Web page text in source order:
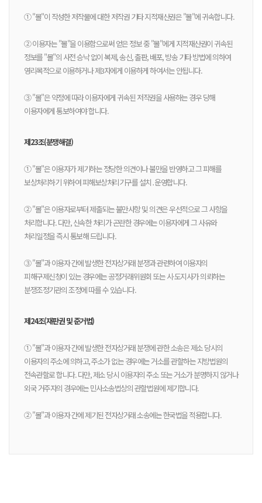
① "몰"이 작성한 저작물에 대한 저작권 기타 지적재산권은 "몰"에 귀속합니다.
② 이용자는 "몰"을 이용함으로써 얻은 정보 중 "몰"에게 지적재산권이 귀속된
정보를 "몰"의 사전 승낙 없이 복제, 송신, 출판, 배포, 방송 기타 방법에 의하여
영리목적으로 이용하거나 제3자에게 이용하게 하여서는 안됩니다.
③ "몰"은 약정에 따라 이용자에게 귀속된 저작권을 사용하는 경우 당해
이용자에게 통보하여야 합니다.
제23조(분쟁해결)
① "몰"은 이용자가 제기하는 정당한 의견이나 불만을 반영하고 그 피해를
보상처리하기 위하여 피해보상처리기구를 설치․운영합니다.
② "몰"은 이용자로부터 제출되는 불만사항 및 의견은 우선적으로 그 사항을
처리합니다. 다만, 신속한 처리가 곤란한 경우에는 이용자에게 그 사유와
처리일정을 즉시 통보해 드립니다.
③ "몰"과 이용자 간에 발생한 전자상거래 분쟁과 관련하여 이용자의
피해구제신청이 있는 경우에는 공정거래위원회 또는 시·도지사가 의뢰하는
분쟁조정기관의 조정에 따를 수 있습니다.
제24조(재판권 및 준거법)
① "몰"과 이용자 간에 발생한 전자상거래 분쟁에 관한 소송은 제소 당시의
이용자의 주소에 의하고, 주소가 없는 경우에는 거소를 관할하는 지방법원의
전속관할로 합니다. 다만, 제소 당시 이용자의 주소 또는 거소가 분명하지 않거나
외국 거주자의 경우에는 민사소송법상의 관할법원에 제기합니다.
② "몰"과 이용자 간에 제기된 전자상거래 소송에는 한국법을 적용합니다.